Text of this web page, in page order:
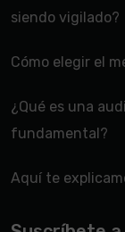
siendo vigilado?
Cómo elegir el
¿Qué es una
fundamental?
Aquí te